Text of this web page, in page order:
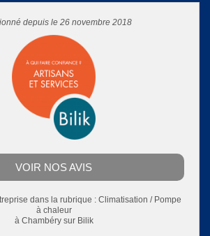
depuis le 26 novembre 2018
VOIR NOS AVIS
dans la rubrique : Climatisation / Pompe
à chaleur
à Chambérysur Bilik